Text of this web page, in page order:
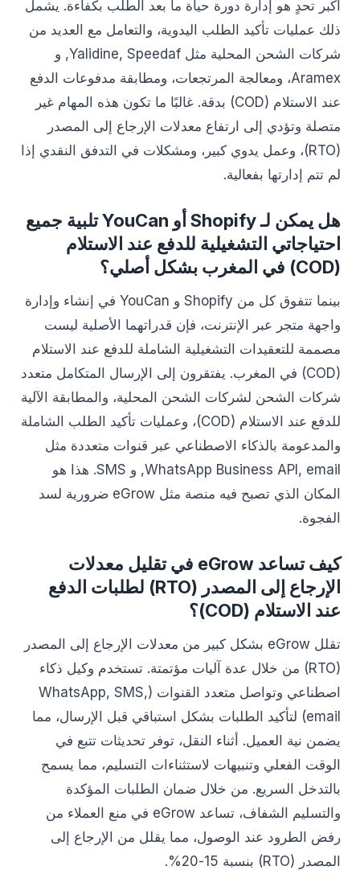
أكبر تحدٍ هو إدارة دورة حياة ما بعد الطلب بكفاءة. يشمل
ذلك عمليات تأكيد الطلب اليدوية، والتعامل مع العديد من
شركات الشحن المحلية مثل Yalidine, Speedaf, و
Aramex، ومعالجة المرتجعات، ومطابقة مدفوعات الدفع
عند الاستلام (COD) بدقة. غالبًا ما تكون هذه المهام غير
متصلة وتؤدي إلى ارتفاع معدلات الإرجاع إلى المصدر
(RTO)، وعمل يدوي كبير، ومشكلات في التدفق النقدي إذا
لم تتم إدارتها بفعالية.
هل يمكن لـ Shopify أو YouCan تلبية جميع
احتياجاتي التشغيلية للدفع عند الاستلام
(COD) في المغرب بشكل أصلي؟
بينما تتفوق كل من Shopify و YouCan في إنشاء وإدارة
واجهة متجر عبر الإنترنت، فإن قدراتهما الأصلية ليست
مصممة للتعقيدات التشغيلية الشاملة للدفع عند الاستلام
(COD) في المغرب. يفتقرون إلى الإرسال المتكامل متعدد
شركات الشحن لشركات الشحن المحلية، والمطابقة الآلية
للدفع عند الاستلام (COD)، وعمليات تأكيد الطلب الشاملة
والمدعومة بالذكاء الاصطناعي عبر قنوات متعددة مثل
WhatsApp Business API, email, و SMS. هذا هو
المكان الذي تصبح فيه منصة مثل eGrow ضرورية لسد
الفجوة.
كيف تساعد eGrow في تقليل معدلات
الإرجاع إلى المصدر (RTO) لطلبات الدفع
عند الاستلام (COD)؟
تقلل eGrow بشكل كبير من معدلات الإرجاع إلى المصدر
(RTO) من خلال عدة آليات مؤتمتة. تستخدم وكيل ذكاء
اصطناعي وتواصل متعدد القنوات (WhatsApp, SMS,
email) لتأكيد الطلبات بشكل استباقي قبل الإرسال، مما
يضمن نية العميل. أثناء النقل، توفر تحديثات تتبع في
الوقت الفعلي وتنبيهات لاستثناءات التسليم، مما يسمح
بالتدخل السريع. من خلال ضمان الطلبات المؤكدة
والتسليم الشفاف، تساعد eGrow في منع العملاء من
رفض الطرود عند الوصول، مما يقلل من الإرجاع إلى
المصدر (RTO) بنسبة 15-20%.